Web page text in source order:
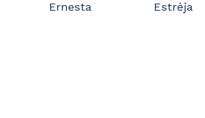
Ernesta Estrėja